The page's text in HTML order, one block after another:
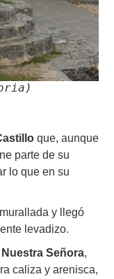
que, aunque
parte de su
lo que en su
y llegó
levadizo.
Señora,
caliza y arenisca,